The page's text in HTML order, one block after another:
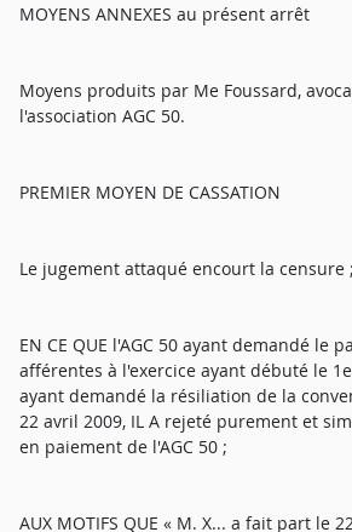
MOYENS ANNEXES au présent arrêt
Moyens produits par Me Foussard,
l'association AGC 50.
PREMIER MOYEN DE CASSATION
Le jugement attaqué encourt la censure ;
EN CE QUE l'AGC 50 ayant demandé le
afférentes à l'exercice ayant débuté le
ayant demandé la résiliation de la
22 avril 2009, IL A rejeté purement et
en paiement de l'AGC 50 ;
AUX MOTIFS QUE « M. X... a fait part le